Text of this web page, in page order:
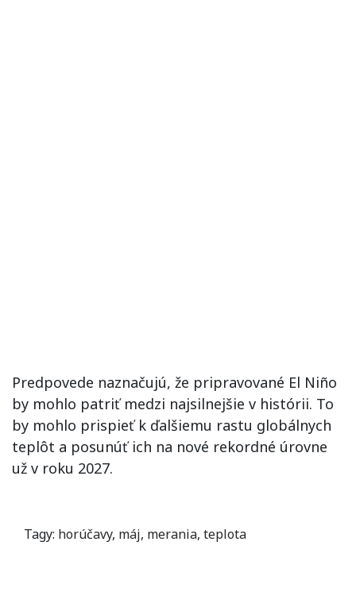
Predpovede naznačujú, že pripravované El Niño
by mohlo patriť medzi najsilnejšie v histórii. To
by mohlo prispieť k ďalšiemu rastu globálnych
teplôt a posunúť ich na nové rekordné úrovne
už v roku 2027.
Tagy: horúčavy, máj, merania, teplota